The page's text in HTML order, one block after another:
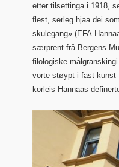
etter tilsettinga i 1918,
flest, serleg hjaa dei
skulegang» (EFA
særprent frå Bergens
filologiske
vorte støypt i fast
korleis Hannaas